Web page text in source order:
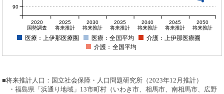
2020
国勢調査
2025
将来推計
2030
将来推計
2035
将来推計
2040
将来推計
2045
将来推計
2050
将来推計
90
医療：上伊那医療圏 医療：全国平均
介護：上伊那医療圏
介護：全国平均
■将来推計人口：国立社会保障・人口問題研究所（2023年12月推計）
・福島県「浜通り地域」13市町村（いわき市、相馬市、南相馬市、広野